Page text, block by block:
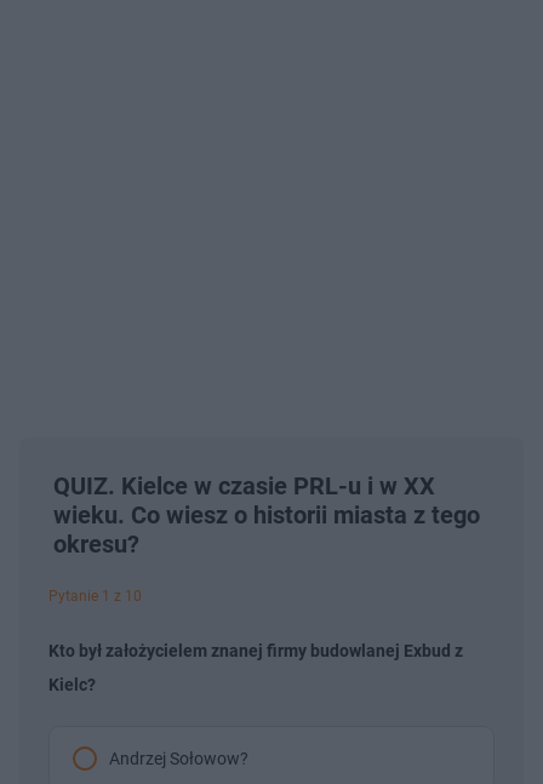
QUIZ. Kielce w czasie PRL-u i w XX
wieku. Co wiesz o historii miasta z tego
okresu?
Pytanie 1 z 10
Kto był założycielem znanej firmy budowlanej Exbud z
Kielc?
Andrzej Sołowow?